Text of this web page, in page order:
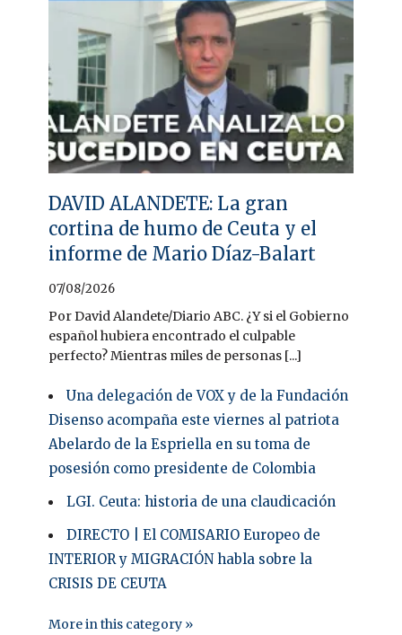
DAVID ALANDETE: La gran
cortina de humo de Ceuta y el
informe de Mario Díaz-Balart
07/08/2026
Por David Alandete/Diario ABC. ¿Y si el Gobierno
español hubiera encontrado el culpable
perfecto? Mientras miles de personas [...]
Una delegación de VOX y de la Fundación
Disenso acompaña este viernes al patriota
Abelardo de la Espriella en su toma de
posesión como presidente de Colombia
LGI. Ceuta: historia de una claudicación
DIRECTO | El COMISARIO Europeo de
INTERIOR y MIGRACIÓN habla sobre la
CRISIS DE CEUTA
More in this category »